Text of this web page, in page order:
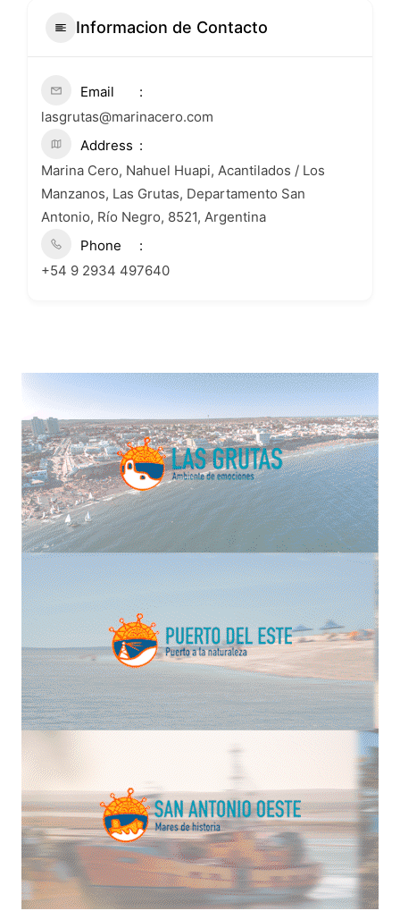
Informacion de Contacto
Email
lasgrutas@marinacero.com
Address
Marina Cero, Nahuel Huapi, Acantilados / Los
Manzanos, Las Grutas, Departamento San
Antonio, Río Negro, 8521, Argentina
Phone
+54 9 2934 497640